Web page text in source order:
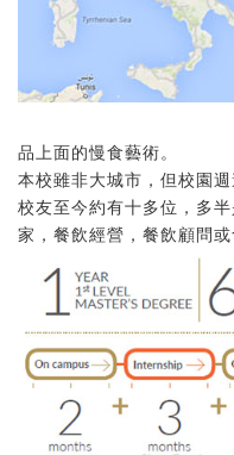
品上面的慢食藝術。
本校雖非大城市，但校園
校友至今約有十多位，多
家，餐飲經營，餐飲顧問或